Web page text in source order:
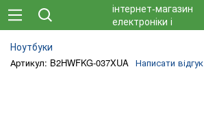
Ноутбуки
Артикул: B2HWFKG-037XUA Написати відгук